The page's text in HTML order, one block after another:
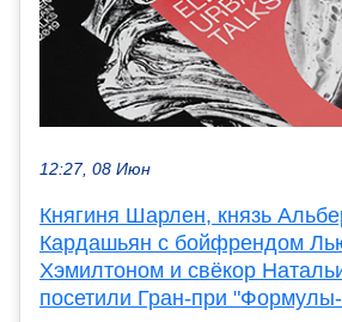
12:27, 08 Июн
Княгиня Шарлен, князь
Кардашьян с бойфрендом
Хэмилтоном и свёкор
посетили Гран-при